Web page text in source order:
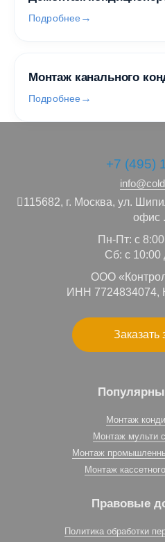
Подробнее
Монтаж канального
Подробнее
+7 (495)
115682, г. Москва, ул.
офис
Пн-Пт: с
Сб: с 10:00
ООО
ИНН 7724834074,
Заказать
Монтаж
Монтаж мульти
Монтаж
Монтаж
Правовые
Политика обработки